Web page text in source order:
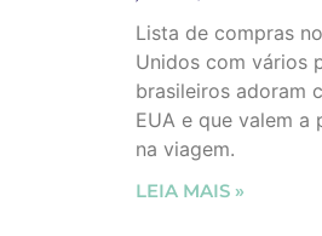
Lista de compras
Unidos com vários
brasileiros adoram
EUA e que valem a
na viagem.
LEIA MAIS »